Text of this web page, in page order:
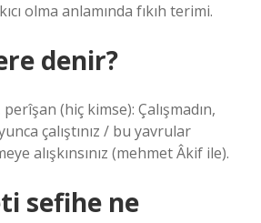
olma anlamında fıkıh terimi.
denir?
(hiç kimse): Çalışmadın,
çalıştınız / bu yavrular
alışkınsınız (mehmet Âkif ile).
sefihe ne